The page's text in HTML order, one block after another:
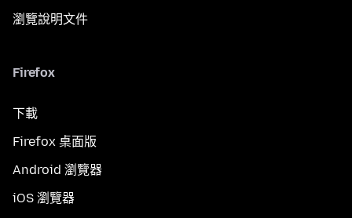
瀏覽說明文件
Firefox
下載
Firefox 桌面版
Android 瀏覽器
iOS 瀏覽器